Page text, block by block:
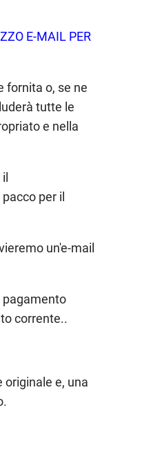
E-MAIL PER
fornita o, se ne
tutte le
e nella
per il
un'e-mail
pagamento
corrente..
originale e, una